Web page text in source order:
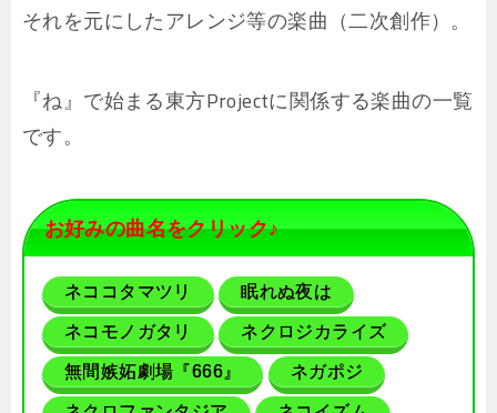
それを元にしたアレンジ等の楽曲（二次創作）。
『ね』で始まる東方Projectに関係する楽曲の一覧
です。
お好みの曲名をクリック♪
ネココタマツリ 眠れぬ夜は
ネコモノガタリ ネクロジカライズ
無間嫉妬劇場『666』 ネガポジ